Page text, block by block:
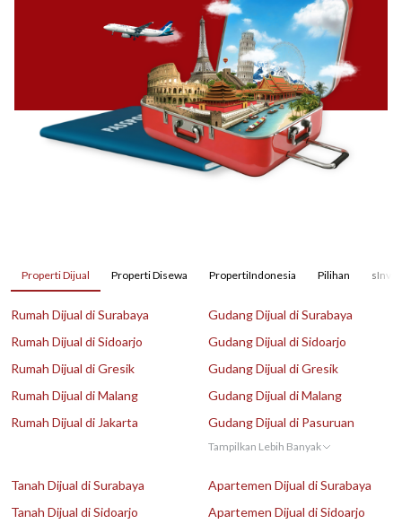
Properti Dijual Properti Disewa PropertiIndonesia Pilihan
Rumah Dijual di Surabaya
Rumah Dijual di Sidoarjo
Rumah Dijual di Gresik
Rumah Dijual di Malang
Rumah Dijual di Jakarta
Gudang Dijual di Surabaya
Gudang Dijual di Sidoarjo
Gudang Dijual di Gresik
Gudang Dijual di Malang
Gudang Dijual di Pasuruan
Tampilkan Lebih Banyak
Tanah Dijual di Surabaya
Tanah Dijual di Sidoarjo
Apartemen Dijual di Surabaya
Apartemen Dijual di Sidoarjo